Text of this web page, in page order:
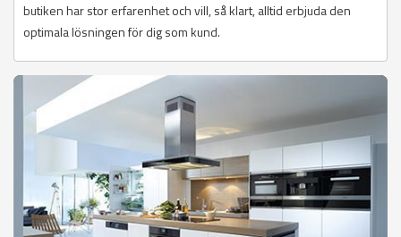
butiken har stor erfarenhet och vill, så klart, alltid erbjuda den
optimala lösningen för dig som kund.